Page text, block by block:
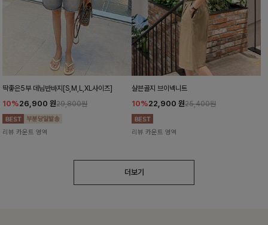
딱좋은5부 데님반바지[S,M,L,XL사이즈]
10%26,900 원29,800원
리뷰 카운트 영역
샬븐골지 브이넥니트
10%22,900 원25,400원
리뷰 카운트 영역
더보기